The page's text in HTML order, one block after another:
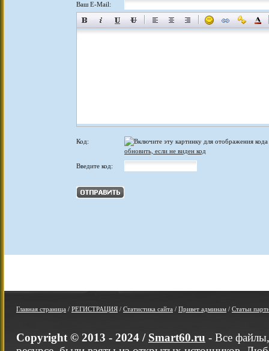
Ваш E-Mail:
Код:
обновить, если не виден код
Введите код:
Главная страница / РЕГИСТРАЦИЯ / Статистика сайта / Привет админам / Статьи
Copyright © 2013 - 2024 / Smart60.ru - Все